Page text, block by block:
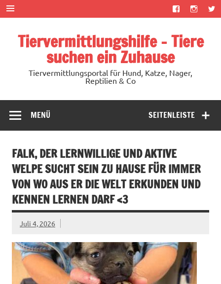
Zum
Inhalt
springen
Tiervermittlungshilfe – Tiere
suchen ein Zuhause
Tiervermittlungsportal für Hund, Katze, Nager,
Reptilien & Co
SEITENLEISTE
MENÜ
FALK, DER LERNWILLIGE UND AKTIVE
WELPE SUCHT SEIN ZU HAUSE FÜR IMMER
VON WO AUS ER DIE WELT ERKUNDEN UND
KENNEN LERNEN DARF <3
Juli 4, 2026